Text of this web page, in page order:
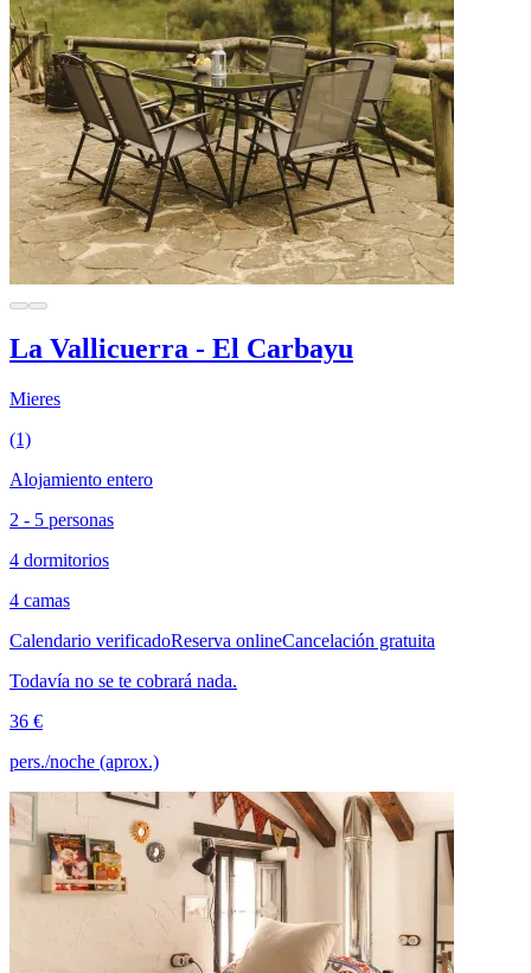
La Vallicuerra - El Carbayu
Mieres
(1)
Alojamiento entero
2 - 5 personas
4 dormitorios
4 camas
Calendario verificadoReserva onlineCancelación gratuita
Todavía no se te cobrará nada.
36 €
pers./noche (aprox.)